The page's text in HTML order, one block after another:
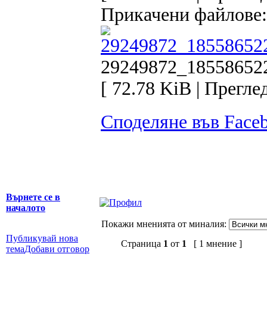
Прикачени файлове:
[ 72.78 KiB |
Споделяне във
Върнете се в
началото
Покажи мненията от миналия:
Публикувай нова
темаДобави отговор
Страница 1 от 1 [ 1 мнение ]